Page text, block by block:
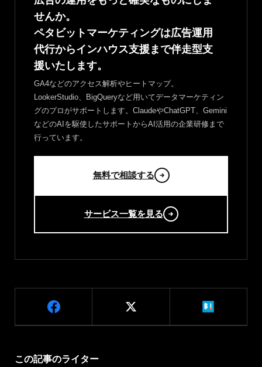
せんか。
ペタビットマーケティングは広告運用
代行からインハウス支援まで伴走型支
援いたします。
GA4などのアクセス解析やヒートマップ。
LookerStudio、BigQueryなど用いてデータマーケティン
グのプロがサポートします。ClaudeやChatGPT、Gemini
などのAIを駆使したサポートからAI活用の企業研修まで
行っています。
無料で相談する
サービス一覧を見る
この記事のライター